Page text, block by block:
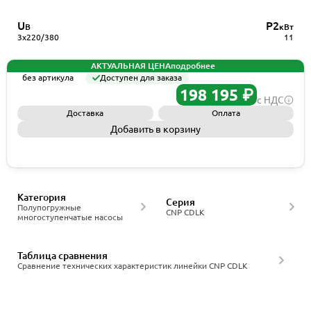
UВ
3x220/380
P2кВт
11
АКТУАЛЬНАЯ ЦЕНАподробнее
без артикула
Доступен для заказа
198 195 ₽ с НДС
Доставка Оплата
Добавить в корзину
Полупогружные
многоступенчатые насосы
Категория
CNP CDLK
Серия
Сравнение технических характеристик линейки CNP CDLK
Таблица сравнения